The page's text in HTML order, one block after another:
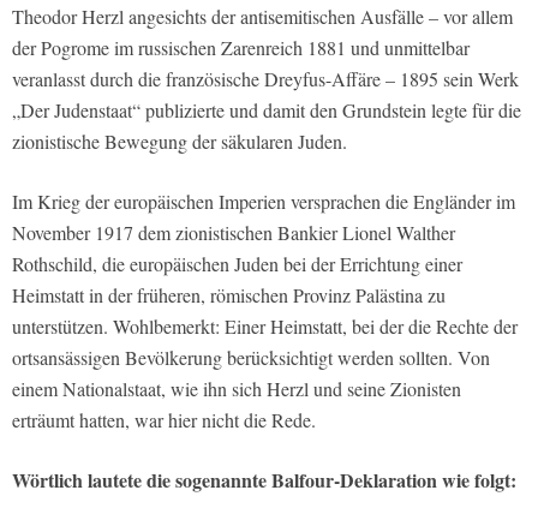
Theodor Herzl angesichts der antisemitischen Ausfälle – vor allem
der Pogrome im russischen Zarenreich 1881 und unmittelbar
veranlasst durch die französische Dreyfus-Affäre – 1895 sein Werk
„Der Judenstaat“ publizierte und damit den Grundstein legte für die
zionistische Bewegung der säkularen Juden.
Im Krieg der europäischen Imperien versprachen die Engländer im
November 1917 dem zionistischen Bankier Lionel Walther
Rothschild, die europäischen Juden bei der Errichtung einer
Heimstatt in der früheren, römischen Provinz Palästina zu
unterstützen. Wohlbemerkt: Einer Heimstatt, bei der die Rechte der
ortsansässigen Bevölkerung berücksichtigt werden sollten. Von
einem Nationalstaat, wie ihn sich Herzl und seine Zionisten
erträumt hatten, war hier nicht die Rede.
Wörtlich lautete die sogenannte Balfour-Deklaration wie folgt: